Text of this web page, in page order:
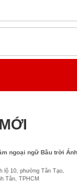
ngoại ngữ Bầu trời Ánh
lộ 10, phường Tân Tạo,
Tân, TPHCM